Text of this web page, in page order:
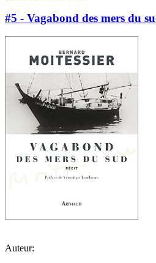
#5 - Vagabond des mers du
Auteur: